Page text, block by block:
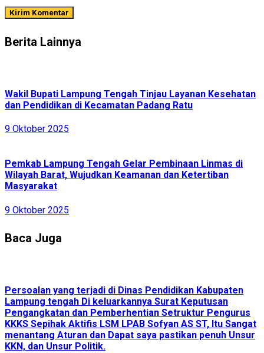
Berita Lainnya
Wakil Bupati Lampung Tengah Tinjau Layanan Kesehatan
dan Pendidikan di Kecamatan Padang Ratu
9 Oktober 2025
Pemkab Lampung Tengah Gelar Pembinaan Linmas di
Wilayah Barat, Wujudkan Keamanan dan Ketertiban
Masyarakat
9 Oktober 2025
Baca Juga
Persoalan yang terjadi di Dinas Pendidikan Kabupaten
Lampung tengah Di keluarkannya Surat Keputusan
Pengangkatan dan Pemberhentian Setruktur Pengurus
KKKS Sepihak Aktifis LSM LPAB Sofyan AS ST, Itu Sangat
menantang Aturan dan Dapat saya pastikan penuh Unsur
KKN, dan Unsur Politik.